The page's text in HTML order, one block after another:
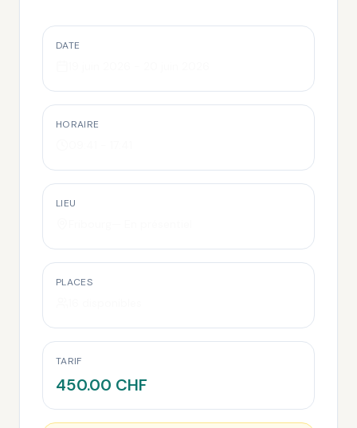
DATE
HORAIRE
LIEU
PLACES
TARIF
450.00 CHF